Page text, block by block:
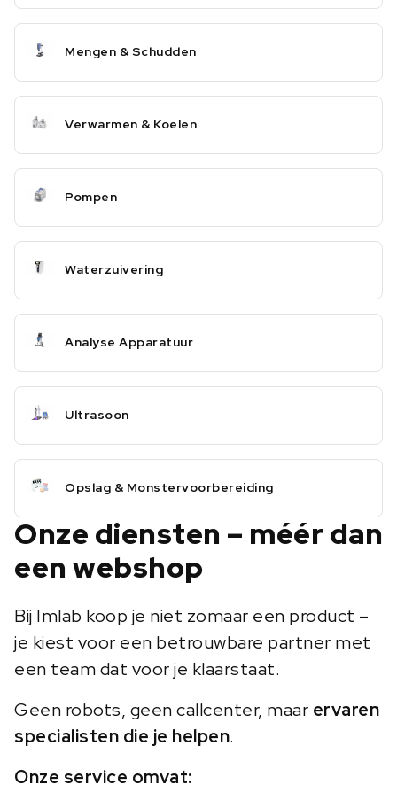
Mengen & Schudden
Verwarmen & Koelen
Pompen
Waterzuivering
Analyse Apparatuur
Ultrasoon
Opslag & Monstervoorbereiding
Onze diensten – méér dan
een webshop
Bij Imlab koop je niet zomaar een product –
je kiest voor een betrouwbare partner met
een team dat voor je klaarstaat.
Geen robots, geen callcenter, maar ervaren
specialisten die je helpen.
Onze service omvat: